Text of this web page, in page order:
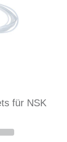
für NSK